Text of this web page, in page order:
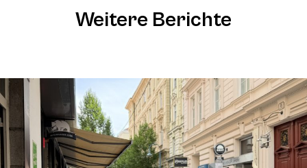
Weitere Berichte